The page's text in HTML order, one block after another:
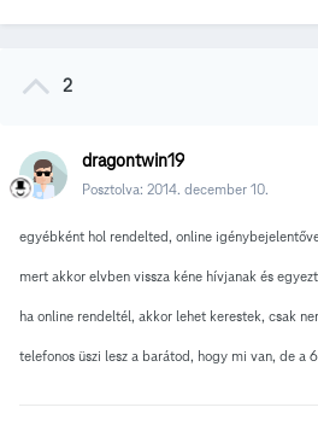
2
dragontwin19
Posztolva: 2014. december 10.
egyébként hol rendelted, online
mert akkor elvben vissza kéne hívjanak és
ha online rendeltél, akkor lehet kerestek, csak
telefonos üszi lesz a barátod, hogy mi van, de a